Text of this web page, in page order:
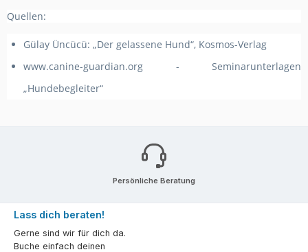
Quellen:
Gülay Üncücü: „Der gelassene Hund“, Kosmos-Verlag
www.canine-guardian.org - Seminarunterlagen
„Hundebegleiter“
Persönliche Beratung
Lass dich beraten!
Gerne sind wir für dich da.
Buche einfach deinen